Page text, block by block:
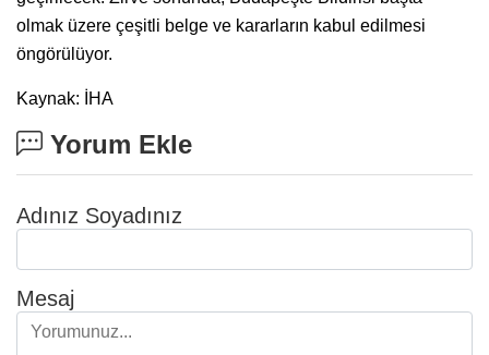
olmak üzere çeşitli belge ve kararların kabul edilmesi
öngörülüyor.
Kaynak: İHA
Yorum Ekle
Adınız Soyadınız
Mesaj